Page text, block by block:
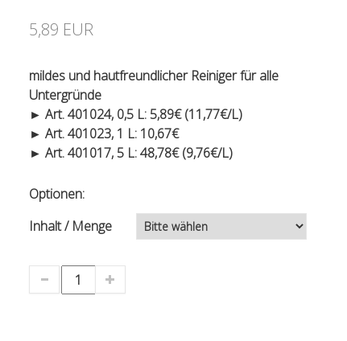
5,89 EUR
mildes und hautfreundlicher Reiniger für alle
Untergründe
► Art. 401024, 0,5 L: 5,89€ (11,77€/L)
► Art. 401023, 1 L: 10,67€
► Art. 401017, 5 L: 48,78€ (9,76€/L)
Optionen:
Inhalt / Menge